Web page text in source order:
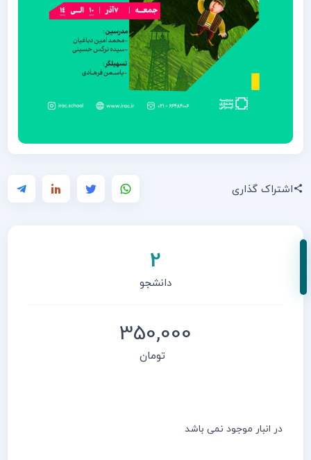
اشتراک گذاری
2
دانشجو
350,000
تومان
در انبار موجود نمی باشد